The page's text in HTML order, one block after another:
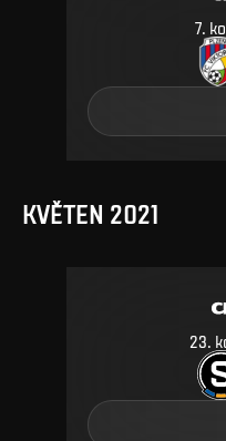
7.
KVĚTEN 2021
23.